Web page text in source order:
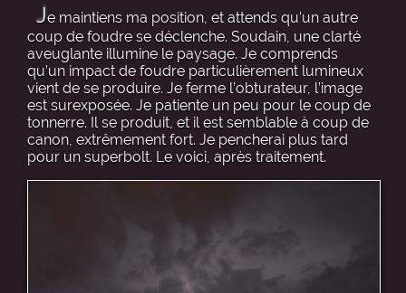
Je maintiens ma position, et attends qu’un autre
coup de foudre se déclenche. Soudain, une clarté
aveuglante illumine le paysage. Je comprends
qu’un impact de foudre particulièrement lumineux
vient de se produire. Je ferme l’obturateur, l’image
est surexposée. Je patiente un peu pour le coup de
tonnerre. Il se produit, et il est semblable à coup de
canon, extrêmement fort. Je pencherai plus tard
pour un superbolt. Le voici, après traitement.